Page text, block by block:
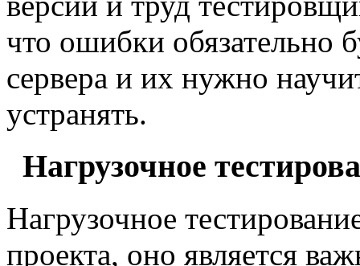
что ошибки обязательно
сервера и их нужно
устранять.
Нагрузочное
Нагрузочное
проекта, оно является